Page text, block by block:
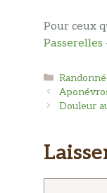
Pour ceux
Passerelles
Catégories
Douleur